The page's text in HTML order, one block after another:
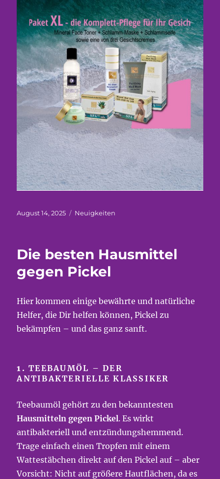
Veröffentlicht
August 14, 2025 Kategorien
Neuigkeiten
Die besten Hausmittel
gegen Pickel
Hier kommen einige bewährte und natürliche
Helfer, die Dir helfen können, Pickel zu
bekämpfen – und das ganz sanft.
1.TEEBAUMÖL – DER
ANTIBAKTERIELLE KLASSIKER
Teebaumöl gehört zu den bekanntesten
Hausmitteln gegen Pickel. Es wirkt
antibakteriell und entzündungshemmend.
Trage einfach einen Tropfen mit einem
Wattestäbchen direkt auf den Pickel auf – aber
Vorsicht: Nicht auf größere Hautflächen, da es